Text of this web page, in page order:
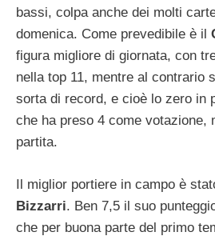
bassi, colpa anche dei molti
domenica. Come prevedibile è il
figura migliore di giornata, con
nella top 11, mentre al contrario
sorta di record, e cioè lo zero in
che ha preso 4 come votazione,
partita.
Il miglior portiere in campo è
Bizzarri. Ben 7,5 il suo
che per buona parte del primo